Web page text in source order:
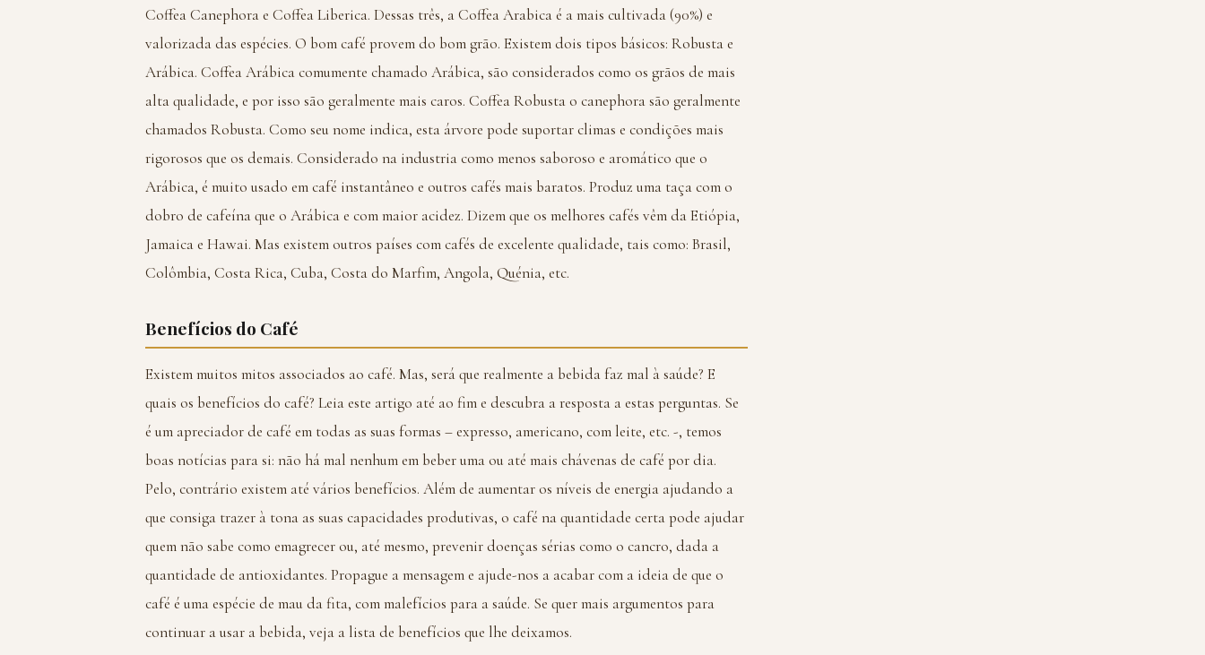
Coffea Canephora e Coffea Liberica. Dessas três, a Coffea Arabica é a mais cultivada (90%) e
valorizada das espécies. O bom café provem do bom grão. Existem dois tipos básicos: Robusta e
Arábica. Coffea Arábica comumente chamado Arábica, são considerados como os grãos de mais
alta qualidade, e por isso são geralmente mais caros. Coffea Robusta o canephora são geralmente
chamados Robusta. Como seu nome indica, esta árvore pode suportar climas e condições mais
rigorosos que os demais. Considerado na industria como menos saboroso e aromático que o
Arábica, é muito usado em café instantâneo e outros cafés mais baratos. Produz uma taça com o
dobro de cafeína que o Arábica e com maior acidez. Dizem que os melhores cafés vêm da Etiópia,
Jamaica e Hawai. Mas existem outros países com cafés de excelente qualidade, tais como: Brasil,
Colômbia, Costa Rica, Cuba, Costa do Marfim, Angola, Quénia, etc.
Benefícios do Café
Existem muitos mitos associados ao café. Mas, será que realmente a bebida faz mal à saúde? E
quais os benefícios do café? Leia este artigo até ao fim e descubra a resposta a estas perguntas. Se
é um apreciador de café em todas as suas formas – expresso, americano, com leite, etc. -, temos
boas notícias para si: não há mal nenhum em beber uma ou até mais chávenas de café por dia.
Pelo, contrário existem até vários benefícios. Além de aumentar os níveis de energia ajudando a
que consiga trazer à tona as suas capacidades produtivas, o café na quantidade certa pode ajudar
quem não sabe como emagrecer ou, até mesmo, prevenir doenças sérias como o cancro, dada a
quantidade de antioxidantes. Propague a mensagem e ajude-nos a acabar com a ideia de que o
café é uma espécie de mau da fita, com malefícios para a saúde. Se quer mais argumentos para
continuar a usar a bebida, veja a lista de benefícios que lhe deixamos.